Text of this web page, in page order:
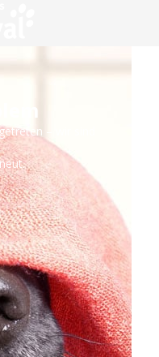
– wir sind